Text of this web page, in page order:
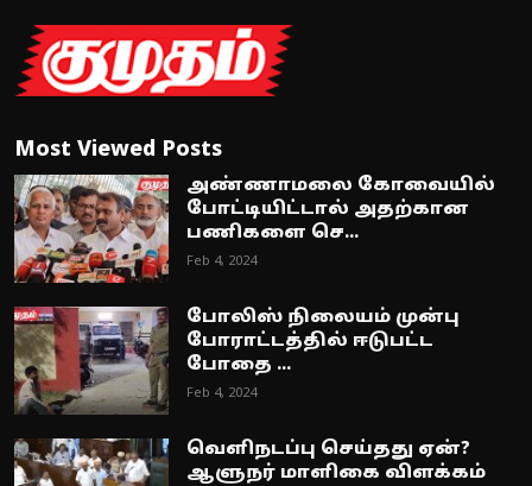
Most Viewed Posts
அண்ணாமலை கோவையில்
போட்டியிட்டால் அதற்கான
பணிகளை செ...
Feb 4, 2024
போலிஸ் நிலையம் முன்பு
போராட்டத்தில் ஈடுபட்ட
போதை ...
Feb 4, 2024
வெளிநடப்பு செய்தது ஏன்?
ஆளுநர் மாளிகை விளக்கம்